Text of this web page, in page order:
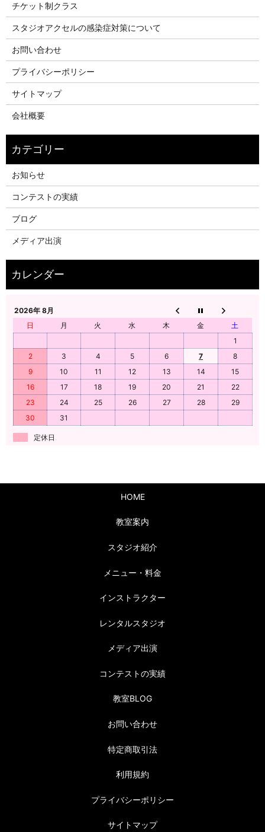
チケット制クラス
スタジオアクセルの感染症対策について
お問い合わせ
プライバシーポリシー
サイトマップ
会社概要
お知らせ
コンテストの実績
ブログ
メディア出演
2026年 8月
日
月 火 水 木 金
土
1
2
3 4 5 6 7
8
9
10 11 12 13 14
15
16
17 18 19 20 21
22
23
24 25 26 27 28
29
30
31
定休日
HOME
教室案内
スタジオ紹介
メニュー・料金
インストラクター
レンタルスタジオ
メディア出演
コンテストの実績
教室BLOG
お問い合わせ
特定商取引法
利用規約
プライバシーポリシー
サイトマップ